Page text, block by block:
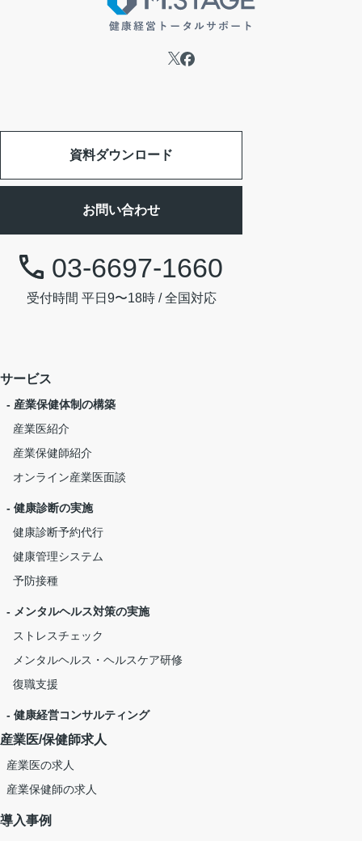
サービス
- 産業保健体制の構築
産業医紹介
産業保健師紹介
オンライン産業医面談
- 健康診断の実施
健康診断予約代行
健康管理システム
予防接種
- メンタルヘルス対策の実施
ストレスチェック
メンタルヘルス・ヘルスケア研修
復職支援
- 健康経営コンサルティング
産業医/保健師求人
産業医の求人
産業保健師の求人
導入事例
資料ダウンロード
お問い合わせ
03-6697-1660
受付時間 平日9〜18時 / 全国対応